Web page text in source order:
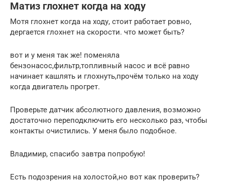
Матиз глохнет когда на ходу
Мотя глохнет когда на ходу, стоит работает ровно,
дергается глохнет на скорости. что может быть?
вот и у меня так же! поменяла
бензонасос,фильтр,топливный насос и всё равно
начинает кашлять и глохнуть,прочём только на ходу
когда двигатель прогрет.
Проверьте датчик абсолютного давления, возможно
достаточно переподключить его несколько раз, чтобы
контакты очистились. У меня было подобное.
Владимир, спасибо завтра попробую!
Есть подозрения на холостой,но вот как проверить?